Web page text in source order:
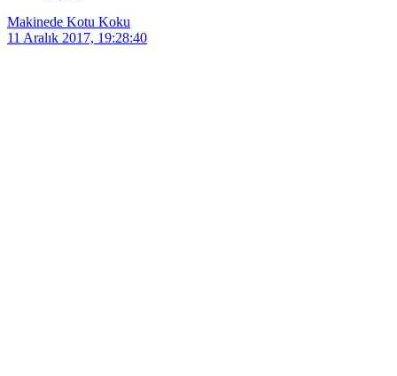
Makinede Kotu Koku
11 Aralık 2017, 19:28:40